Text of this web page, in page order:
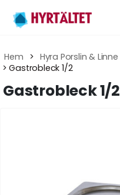
Hem > Hyra Porslin & Linne
> Gastrobleck 1/2
Gastrobleck 1/2